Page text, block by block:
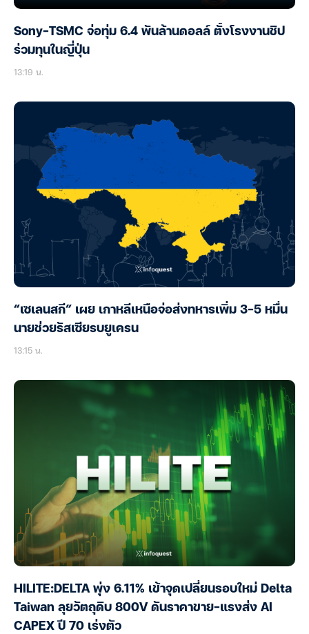
Sony-TSMC จ่อทุ่ม 6.4 พันล้านดอลล์ ตั้งโรงงานชิป
ร่วมทุนในญี่ปุ่น
13:19 น.
“เซเลนสกี” เผย เกาหลีเหนือจ่อส่งทหารเพิ่ม 3-5 หมื่น
นายช่วยรัสเซียรบยูเครน
13:15 น.
HILITE:DELTA พุ่ง 6.11% เข้าจุดเปลี่ยนรอบใหม่ Delta
Taiwan ลุยวัตถุดิบ 800V ดันราคาขาย-แรงส่ง AI
CAPEX ปี 70 เร่งตัว